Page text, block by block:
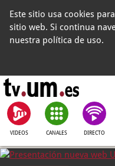
Este sitio usa cookies
sitio web. Si continua
nuestra política de uso.
VIDEOS CANALES DIRECTO